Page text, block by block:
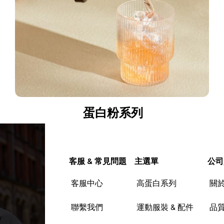
蛋白粉系列
客服 & 常見問題
客服中心
聯繫我們
主選單
高蛋白系列
運動服裝 & 配件
公
關
品